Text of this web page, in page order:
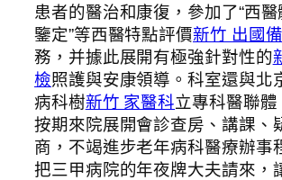
患者的醫治和康復，參加了“西
鑒定”等西醫特點評價新竹 出國
務，并據此展開有極強針對性的
檢照護與安康領導。科室還與北
病科樹新竹 家醫科立專科醫聯體
按期來院展開會診查房、講課、
商，不竭進步老年病科醫療辦事
把三甲病院的年夜牌大夫請來，